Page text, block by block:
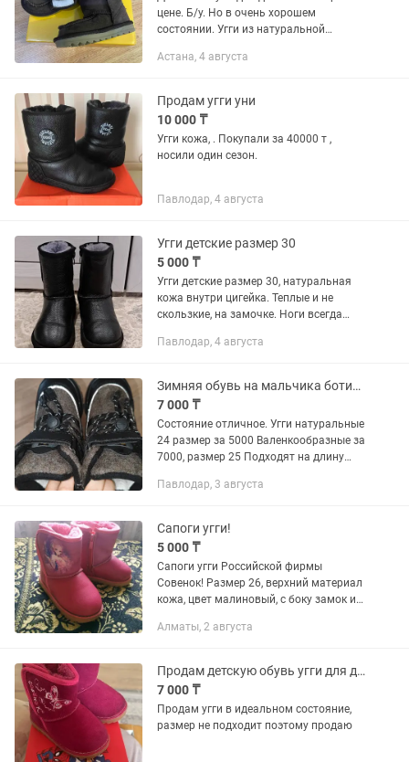
цене. Б/у. Но в очень хорошем
состоянии. Угги из натуральной
только. Подойдет и мальчикам. Вся
Астана, 4 августа
Продам угги уни
10 000 ₸
Угги кожа, . Покупали за 40000 т ,
носили один сезон.
Павлодар, 4 августа
Угги детские размер 30
5 000 ₸
Угги детские размер 30, натуральная
кожа внутри цигейка. Теплые и не
скользкие, на замочке. Ноги всегда
Павлодар, 4 августа
Зимняя обувь на мальчика ботинки
7 000 ₸
Состояние отличное. Угги натуральные
24 размер за 5000 Валенкообразные за
7000, размер 25 Подходят на длину
сюда На звонки не отвечаю Район
Павлодар, 3 августа
Сапоги угги!
5 000 ₸
Сапоги угги Российской фирмы
Совенок! Размер 26, верхний материал
кожа, цвет малиновый, с боку замок и
скользит, на липучке рисунок девочки.
Алматы, 2 августа
Продам детскую обувь угги для девочек
7 000 ₸
Продам угги в идеальном состояние,
размер не подходит поэтому продаю